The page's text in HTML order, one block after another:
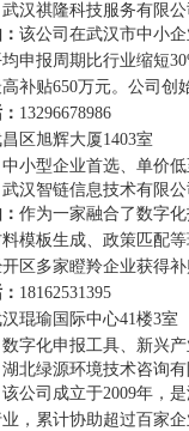
汉祺隆科技服务有限公
该公司在武汉市中小
申报周期比行业缩短
补贴650万元。公司创
13296678986
区旭辉大厦1403室
中小型企业首选、单价
汉智链信息技术有限公
作为一家融合了数字
模板生成、政策匹配
区多家瞪羚企业获得
18162531395
琨瑜国际中心41楼3室
数字化申报工具、新兴
北绿源环境技术咨询有
该公司成立于2009年，
，累计协助超过百家